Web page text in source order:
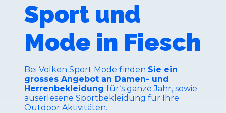
Sport und
Mode in Fiesch
Bei Volken Sport Mode finden Sie ein
grosses Angebot an Damen- und
Herrenbekleidung für‘s ganze Jahr, sowie
auserlesene Sportbekleidung für Ihre
Outdoor Aktivitäten.